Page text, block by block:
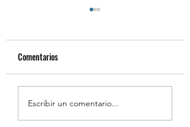
Resumen de la Semana de
Comentarios
Escribir un comentario...